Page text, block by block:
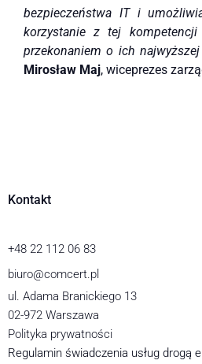
bezpieczeństwa IT i
korzystanie z tej kompetencji
przekonaniem o ich
Mirosław Maj, wiceprezes
Kontakt
+48 22 112 06 83
biuro@comcert.pl
ul. Adama Branickiego 13
02-972 Warszawa
Polityka prywatności
Regulamin świadczenia usług drogą